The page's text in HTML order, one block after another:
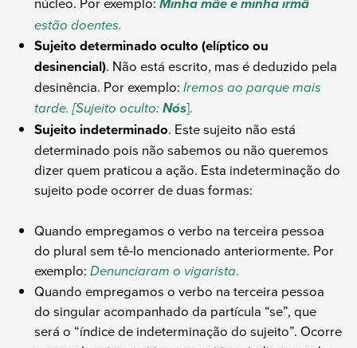
Minha mãe e minha irmã
estão doentes.
Sujeito determinado oculto (elíptico ou
desinencial). Não está escrito, mas é deduzido pela
desinência. Por exemplo:Iremos ao parque mais
tarde. [Sujeito oculto:Nós].
Sujeito indeterminado. Este sujeito não está
determinado pois não sabemos ou não queremos
dizer quem praticou a ação. Esta indeterminação do
sujeito pode ocorrer de duas formas:
Quando empregamos o verbo na terceira pessoa
do plural sem tê-lo mencionado anteriormente. Por
exemplo:Denunciaram o vigarista.
Quando empregamos o verbo na terceira pessoa
do singular acompanhado da partícula “se”, que
será o “índice de indeterminação do sujeito”. Ocorre